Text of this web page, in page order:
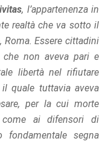
, l’appartenenza in
realtà che va sotto il
Essere cittadini
non aveva pari e
libertà nel rifiutare
quale tuttavia aveva
per la cui morte
come ai difensori di
fondamentale segna